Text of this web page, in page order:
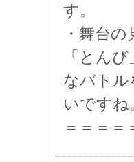
す。
・舞台
「とん
なバトル
いですね
＝＝＝